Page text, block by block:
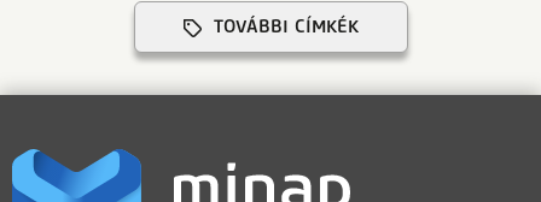
TOVÁBBI CÍMKÉK